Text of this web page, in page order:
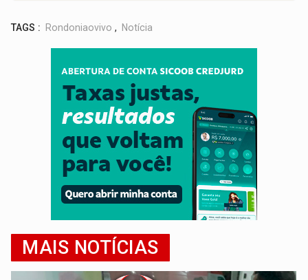
TAGS : Rondoniaovivo , Notícia
MAIS NOTÍCIAS